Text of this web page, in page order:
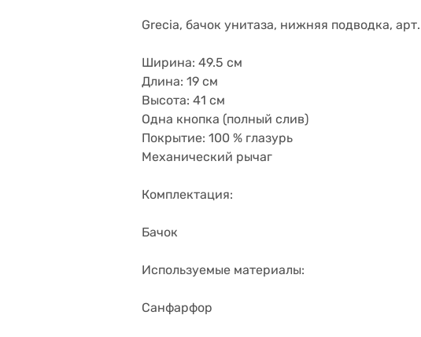
Grecia, бачок унитаза, нижняя подводка,
Ширина: 49.5 см
Длина: 19 см
Высота: 41 см
Одна кнопка (полный слив)
Покрытие: 100 % глазурь
Механический рычаг
Комплектация:
Бачок
Используемые материалы:
Санфарфор